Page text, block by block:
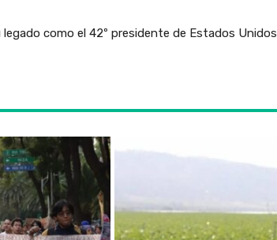
como el 42º presidente de Estados Unidos